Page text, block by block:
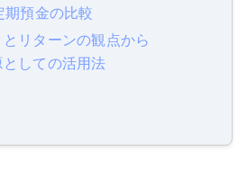
期預金の比較
リターンの観点から
しての活用法